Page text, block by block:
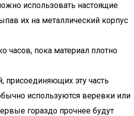
использовать настоящие
их на металлический корпус
часов, пока материал плотно
присоединяющих эту часть
используются веревки или
гораздо прочнее будут